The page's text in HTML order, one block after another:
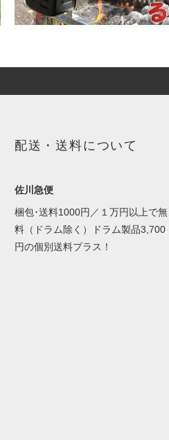
配送・送料について
佐川急便
梱包･送料1000円／１万円以上で無
料（ドラム除く）ドラム製品3,700
円の個別送料プラス！